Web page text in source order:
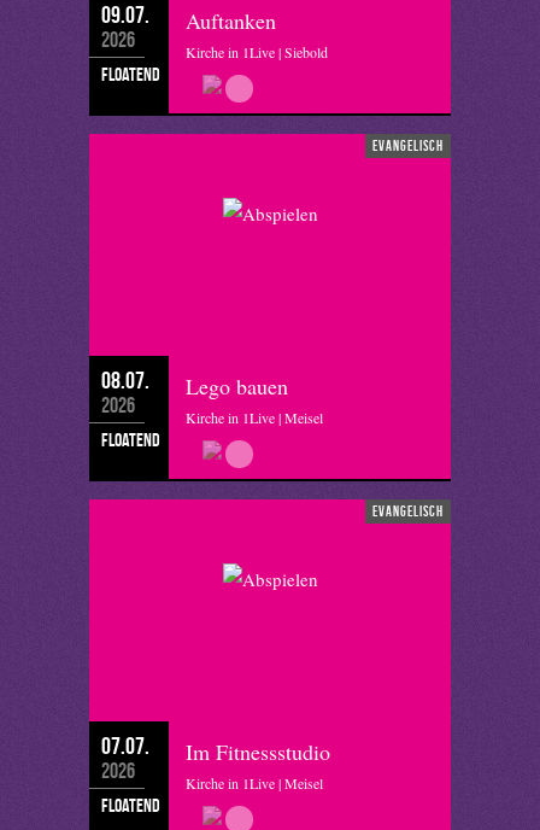
09.07.
2026
floatend
Auftanken
Kirche in 1Live | Siebold
evangelisch
08.07.
2026
floatend
Lego bauen
Kirche in 1Live | Meisel
evangelisch
07.07.
2026
floatend
Im Fitnessstudio
Kirche in 1Live | Meisel